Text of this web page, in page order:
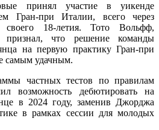
принял участие в уикенде
Гран-при Италии, всего через
своего 18-летия. Тото Вольфф,
признал, что решение команды
на первую практику Гран-при
самым удачным.
частных тестов по правилам
возможность дебютировать на
в 2024 году, заменив Джорджа
в рамках сессии для молодых